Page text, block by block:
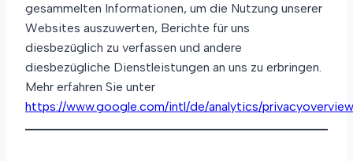
gesammelten Informationen, um die Nutzung unserer
Websites auszuwerten, Berichte für uns
diesbezüglich zu verfassen und andere
diesbezügliche Dienstleistungen an uns zu erbringen.
Mehr erfahren Sie unter
https://www.google.com/intl/de/analytics/